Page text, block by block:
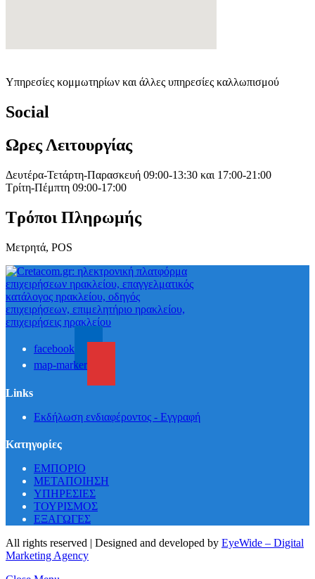
Υπηρεσίες κομμωτηρίων και άλλες υπηρεσίες καλλωπισμού
Social
Ωρες Λειτουργίας
Δευτέρα-Τετάρτη-Παρασκευή 09:00-13:30 και 17:00-21:00
Τρίτη-Πέμπτη 09:00-17:00
Τρόποι Πληρωμής
Μετρητά, POS
facebook
map-marker
Links
Εκδήλωση ενδιαφέροντος - Εγγραφή
Κατηγορίες
ΕΜΠΟΡΙΟ
ΜΕΤΑΠΟΙΗΣΗ
ΥΠΗΡΕΣΙΕΣ
ΤΟΥΡΙΣΜΟΣ
ΕΞΑΓΩΓΕΣ
All rights reserved | Designed and developed by EyeWide – Digital
Marketing Agency